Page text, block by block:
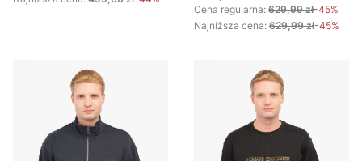
Cena regularna: 629,99 zł-45%
Najniższa cena: 629,99 zł-45%